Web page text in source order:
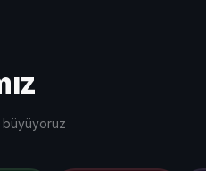
büyüyoruz